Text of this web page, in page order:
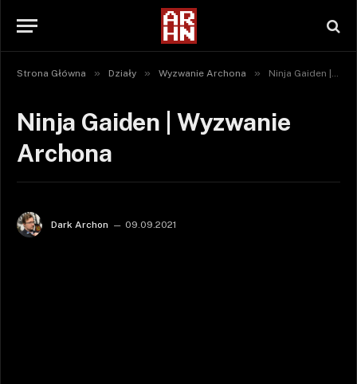
Strona Główna » Działy » Wyzwanie Archona » Ninja Gaiden | Wyzwanie Archona
Ninja Gaiden | Wyzwanie
Archona
Dark Archon 09.09.2021